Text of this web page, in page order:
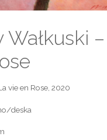
Wałkuski
vie en Rose, 2020
deska